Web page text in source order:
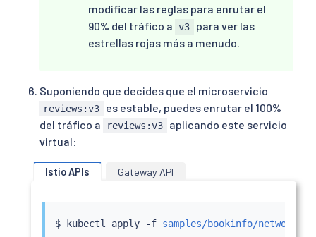
modificar las reglas para enrutar el
90% del tráfico a v3
para ver las
estrellas rojas más a menudo.
Suponiendo que decides que el microservicio
reviews:v3
es estable, puedes enrutar el 100%
del tráfico a
reviews:v3
aplicando este servicio
virtual:
Istio APIs Gateway API
$ kubectl apply -f samples/bookinfo/